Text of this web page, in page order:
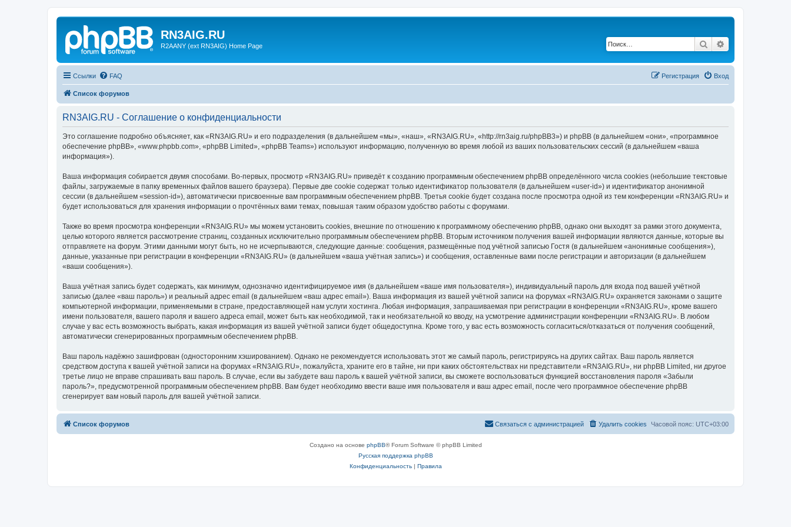
RN3AIG.RU
R2AANY (ext RN3AIG) Home Page Поиск
Ссылки FAQ Вход
Регистрация
Список форумов
RN3AIG.RU - Соглашение о конфиденциальности
Это соглашение подробно объясняет, как «RN3AIG.RU» и его подразделения (в дальнейшем «мы», «наш», «RN3AIG.RU», «http://rn3aig.ru/phpBB3») и phpBB (в дальнейшем «они», «программное
обеспечение phpBB», «www.phpbb.com», «phpBB Limited», «phpBB Teams») используют информацию, полученную во время любой из ваших пользовательских сессий (в дальнейшем «ваша
информация»).
Ваша информация собирается двумя способами. Во-первых, просмотр «RN3AIG.RU» приведёт к созданию программным обеспечением phpBB определённого числа cookies (небольшие текстовые
файлы, загружаемые в папку временных файлов вашего браузера). Первые две cookie содержат только идентификатор пользователя (в дальнейшем «user-id») и идентификатор анонимной
сессии (в дальнейшем «session-id»), автоматически присвоенные вам программным обеспечением phpBB. Третья cookie будет создана после просмотра одной из тем конференции «RN3AIG.RU» и
будет использоваться для хранения информации о прочтённых вами темах, повышая таким образом удобство работы с форумами.
Также во время просмотра конференции «RN3AIG.RU» мы можем установить cookies, внешние по отношению к программному обеспечению phpBB, однако они выходят за рамки этого документа,
целью которого является рассмотрение страниц, созданных исключительно программным обеспечением phpBB. Вторым источником получения вашей информации являются данные, которые вы
отправляете на форум. Этими данными могут быть, но не исчерпываются, следующие данные: сообщения, размещённые под учётной записью Гостя (в дальнейшем «анонимные сообщения»),
данные, указанные при регистрации в конференции «RN3AIG.RU» (в дальнейшем «ваша учётная запись») и сообщения, оставленные вами после регистрации и авторизации (в дальнейшем
«ваши сообщения»).
Ваша учётная запись будет содержать, как минимум, однозначно идентифицируемое имя (в дальнейшем «ваше имя пользователя»), индивидуальный пароль для входа под вашей учётной
записью (далее «ваш пароль») и реальный адрес email (в дальнейшем «ваш адрес email»). Ваша информация из вашей учётной записи на форумах «RN3AIG.RU» охраняется законами о защите
компьютерной информации, применяемыми в стране, предоставляющей нам услуги хостинга. Любая информация, запрашиваемая при регистрации в конференции «RN3AIG.RU», кроме вашего
имени пользователя, вашего пароля и вашего адреса email, может быть как необходимой, так и необязательной ко вводу, на усмотрение администрации конференции «RN3AIG.RU». В любом
случае у вас есть возможность выбрать, какая информация из вашей учётной записи будет общедоступна. Кроме того, у вас есть возможность согласиться/отказаться от получения сообщений,
автоматически сгенерированных программным обеспечением phpBB.
Ваш пароль надёжно зашифрован (односторонним хэшированием). Однако не рекомендуется использовать этот же самый пароль, регистрируясь на других сайтах. Ваш пароль является
средством доступа к вашей учётной записи на форумах «RN3AIG.RU», пожалуйста, храните его в тайне, ни при каких обстоятельствах ни представители «RN3AIG.RU», ни phpBB Limited, ни другое
третье лицо не вправе спрашивать ваш пароль. В случае, если вы забудете ваш пароль к вашей учётной записи, вы сможете воспользоваться функцией восстановления пароля «Забыли
пароль?», предусмотренной программным обеспечением phpBB. Вам будет необходимо ввести ваше имя пользователя и ваш адрес email, после чего программное обеспечение phpBB
сгенерирует вам новый пароль для вашей учётной записи.
Список форумов Часовой пояс: UTC+03:00
Удалить cookies
Связаться с администрацией
Создано на основе phpBB® Forum Software © phpBB Limited
Русская поддержка phpBB
Конфиденциальность| Правила